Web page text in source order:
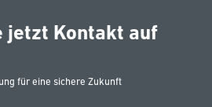
jetzt Kontakt auf
für eine sichere Zukunft